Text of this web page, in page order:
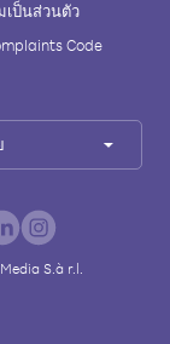
เป็นส่วนตัว
Code
S.à r.l.